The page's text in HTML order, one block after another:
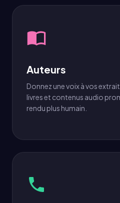
Auteurs
Donnez une voix à vos
livres et contenus audio
rendu plus humain.